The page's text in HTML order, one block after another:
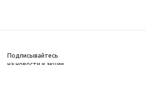
Подписывайтесь
на новости и акции